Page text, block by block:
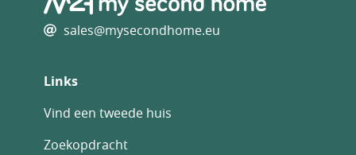
sales@mysecondhome.eu
Links
Vind een tweede huis
Zoekopdracht